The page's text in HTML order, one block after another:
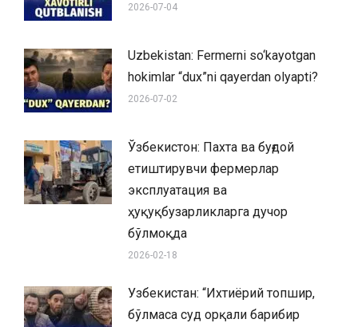
2026-07-04
Uzbekistan: Fermerni so‘kayotgan
hokimlar “dux”ni qayerdan olyapti?
2026-07-02
Ўзбекистон: Пахта ва буғдой
етиштирувчи фермерлар
эксплуатация ва
ҳуқуқбузарликларга дучор
бўлмоқда
2026-02-18
Узбекистан: “Ихтиёрий топшир,
бўлмаса суд орқали барибир